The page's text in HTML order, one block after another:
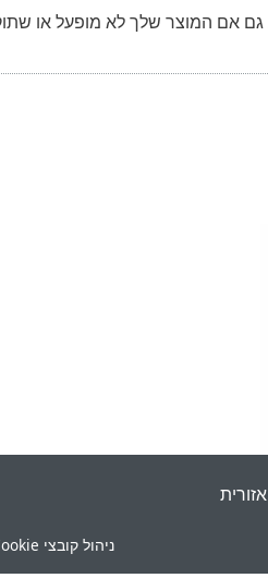
אם המוצר שלך לא מופעל או
ניהול קובצי Cookie